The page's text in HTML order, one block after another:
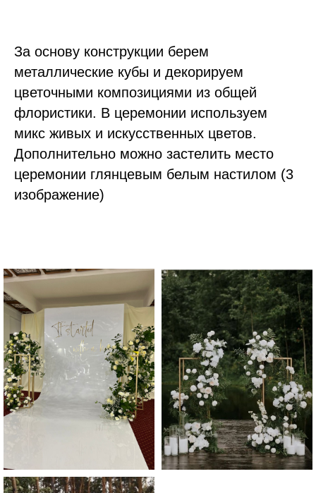
За основу конструкции берем
металлические кубы и декорируем
цветочными композициями из общей
флористики. В церемонии используем
микс живых и искусственных цветов.
Дополнительно можно застелить место
церемонии глянцевым белым настилом (3
изображение)